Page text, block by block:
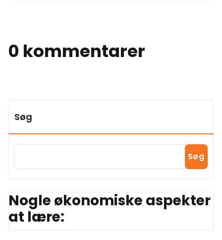
0 kommentarer
Søg
Søg
Nogle økonomiske aspekter
at lære: